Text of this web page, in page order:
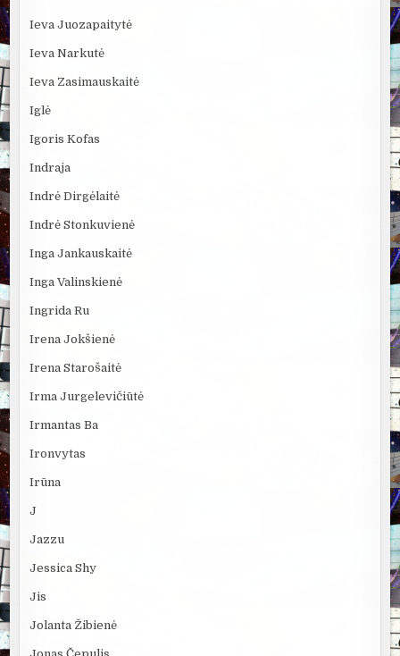
Ieva Juozapaitytė
Ieva Narkutė
Ieva Zasimauskaitė
Iglė
Igoris Kofas
Indraja
Indrė Dirgėlaitė
Indrė Stonkuvienė
Inga Jankauskaitė
Inga Valinskienė
Ingrida Ru
Irena Jokšienė
Irena Starošaitė
Irma Jurgelevičiūtė
Irmantas Ba
Ironvytas
Irūna
J
Jazzu
Jessica Shy
Jis
Jolanta Žibienė